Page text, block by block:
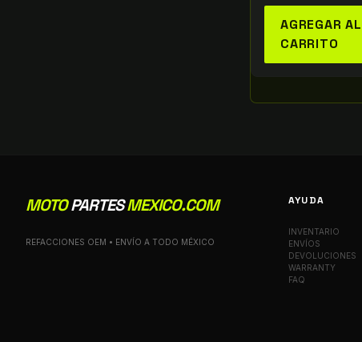
AGREGAR AL
CARRITO
MOTOPARTESMEXICO.COM
REFACCIONES OEM • ENVÍO A TODO MÉXICO
AYUDA
INVENTARIO
ENVÍOS
DEVOLUCIONES
WARRANTY
FAQ